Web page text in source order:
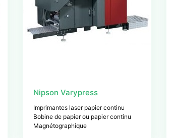
Nipson Varypress
Imprimantes laser papier continu
Bobine de papier ou papier continu
Magnétographique